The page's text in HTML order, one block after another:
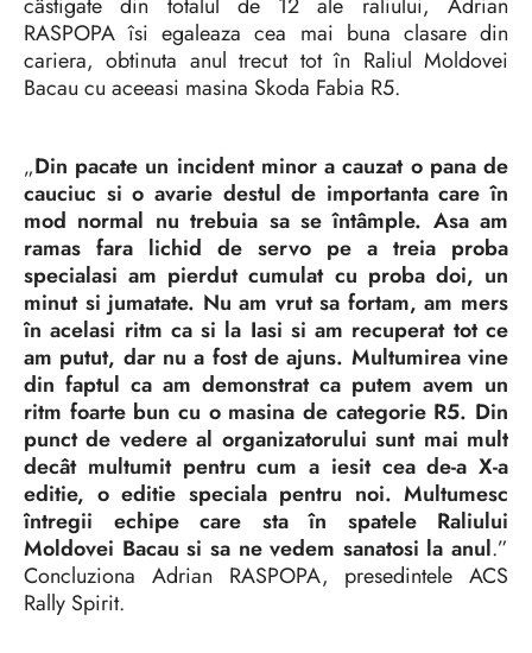
RASPOPA îsi egaleaza cea mai buna clasare din
cariera, obtinuta anul trecut tot în Raliul Moldovei
Bacau cu aceeasi masina Skoda Fabia R5.
„Din pacate un incident minor a cauzat o pana de
cauciuc si o avarie destul de importanta care în
mod normal nu trebuia sa se întâmple. Asa am
ramas fara lichid de servo pe a treia proba
specialasi am pierdut cumulat cu proba doi, un
minut si jumatate. Nu am vrut sa fortam, am mers
în acelasi ritm ca si la Iasi si am recuperat tot ce
am putut, dar nu a fost de ajuns. Multumirea vine
din faptul ca am demonstrat ca putem avem un
ritm foarte bun cu o masina de categorie R5. Din
punct de vedere al organizatorului sunt mai mult
decât multumit pentru cum a iesit cea de-a X-a
editie, o editie speciala pentru noi. Multumesc
întregii echipe care sta în spatele Raliului
Moldovei Bacau si sa ne vedem sanatosi la anul.”
Concluziona Adrian RASPOPA, presedintele ACS
Rally Spirit.